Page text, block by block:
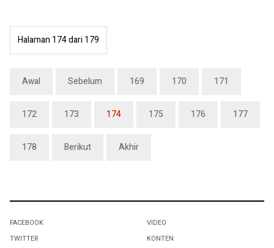
Halaman 174 dari 179
Awal Sebelum 169 170 171
172 173 174 175 176 177
178 Berikut Akhir
FACEBOOK
TWITTER
VIDEO
KONTEN